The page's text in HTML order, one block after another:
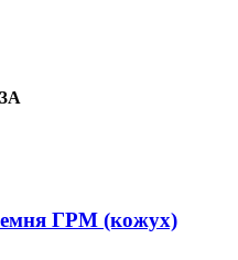
ГРМ (кожух)